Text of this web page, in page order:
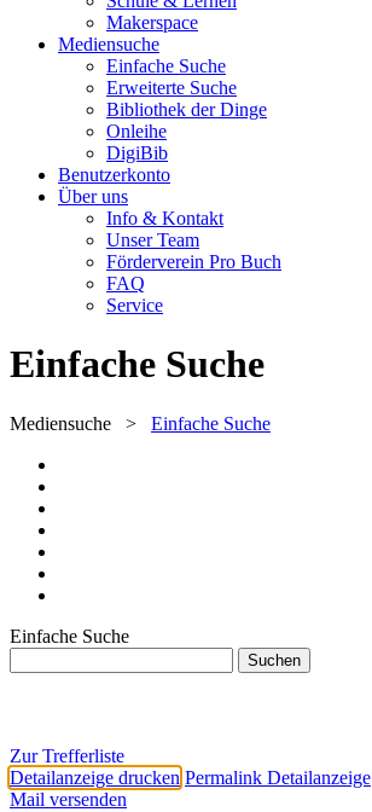
Makerspace
Mediensuche
Einfache Suche
Erweiterte Suche
Bibliothek der Dinge
Onleihe
DigiBib
Benutzerkonto
Über uns
Info & Kontakt
Unser Team
Förderverein Pro Buch
FAQ
Service
Einfache Suche
Mediensuche > Einfache Suche
Einfache Suche
Zur Trefferliste
Detailanzeige drucken Permalink Detailanzeige
Mail versenden